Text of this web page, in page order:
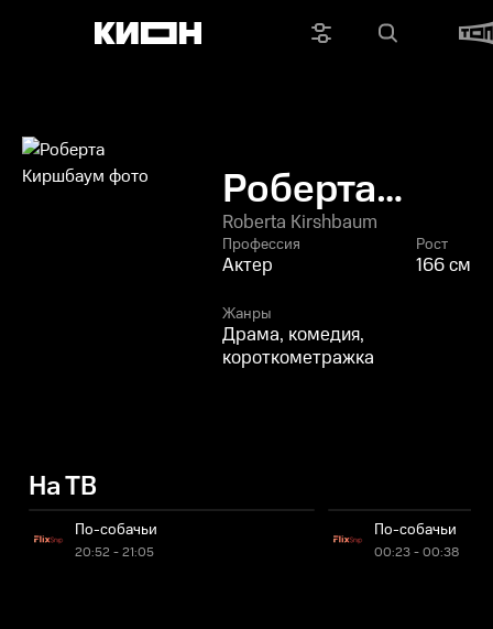
Роберта
Киршбаум
Roberta Kirshbaum
Профессия
Актер
Рост
166 см
Жанры
Драма, комедия,
короткометражка
На ТВ
По-собачьи
20:52 - 21:05
По-собачьи
00:23 - 00:38